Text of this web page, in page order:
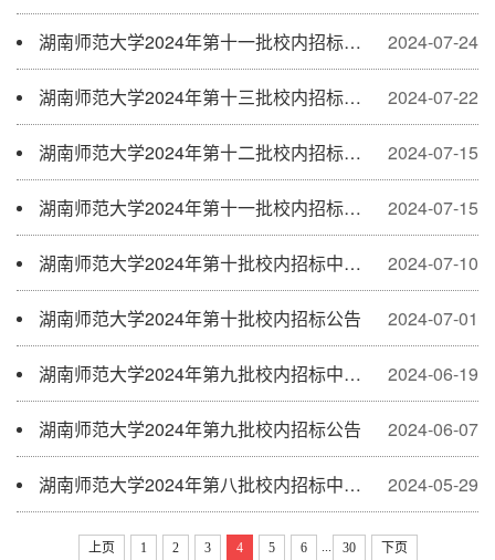
2024-07-24
湖南师范大学2024年第十一批校内招标中标公示
2024-07-22
湖南师范大学2024年第十三批校内招标公告
2024-07-15
湖南师范大学2024年第十二批校内招标公告
2024-07-15
湖南师范大学2024年第十一批校内招标公告
2024-07-10
湖南师范大学2024年第十批校内招标中标公示
2024-07-01
湖南师范大学2024年第十批校内招标公告
2024-06-19
湖南师范大学2024年第九批校内招标中标公示
2024-06-07
湖南师范大学2024年第九批校内招标公告
2024-05-29
湖南师范大学2024年第八批校内招标中标公示
上页 1 2 3 4 5 6 30 下页